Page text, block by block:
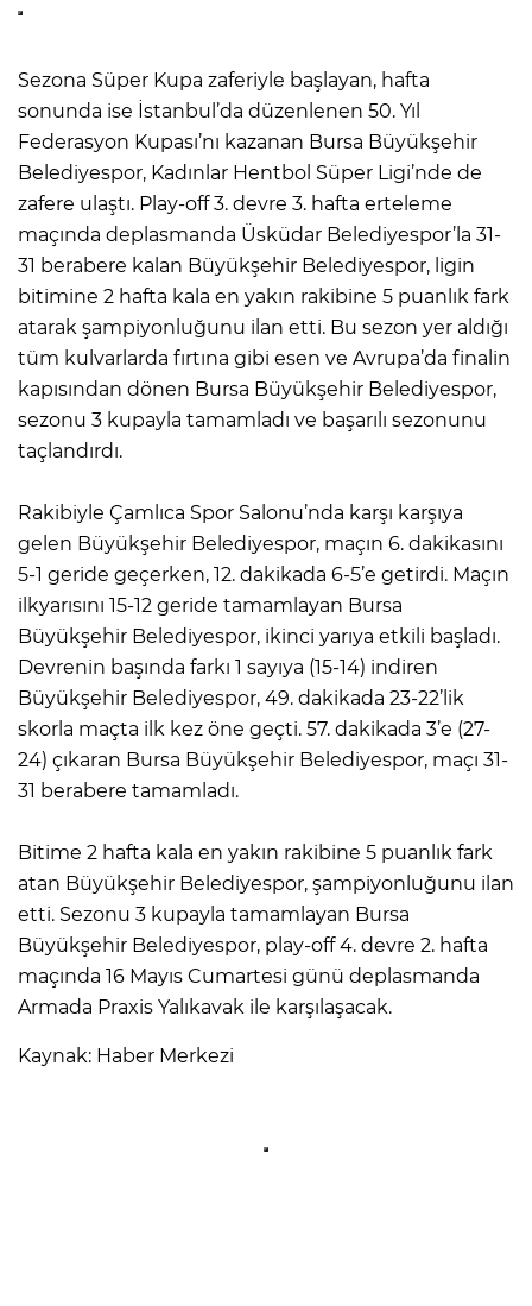
Sezona Süper Kupa zaferiyle başlayan, hafta
sonunda ise İstanbul’da düzenlenen 50. Yıl
Federasyon Kupası’nı kazanan Bursa Büyükşehir
Belediyespor, Kadınlar Hentbol Süper Ligi’nde de
zafere ulaştı. Play-off 3. devre 3. hafta erteleme
maçında deplasmanda Üsküdar Belediyespor’la 31-
31 berabere kalan Büyükşehir Belediyespor, ligin
bitimine 2 hafta kala en yakın rakibine 5 puanlık fark
atarak şampiyonluğunu ilan etti. Bu sezon yer aldığı
tüm kulvarlarda fırtına gibi esen ve Avrupa’da finalin
kapısından dönen Bursa Büyükşehir Belediyespor,
sezonu 3 kupayla tamamladı ve başarılı sezonunu
taçlandırdı.
Rakibiyle Çamlıca Spor Salonu’nda karşı karşıya
gelen Büyükşehir Belediyespor, maçın 6. dakikasını
5-1 geride geçerken, 12. dakikada 6-5’e getirdi. Maçın
ilkyarısını 15-12 geride tamamlayan Bursa
Büyükşehir Belediyespor, ikinci yarıya etkili başladı.
Devrenin başında farkı 1 sayıya (15-14) indiren
Büyükşehir Belediyespor, 49. dakikada 23-22’lik
skorla maçta ilk kez öne geçti. 57. dakikada 3’e (27-
24) çıkaran Bursa Büyükşehir Belediyespor, maçı 31-
31 berabere tamamladı.
Bitime 2 hafta kala en yakın rakibine 5 puanlık fark
atan Büyükşehir Belediyespor, şampiyonluğunu ilan
etti. Sezonu 3 kupayla tamamlayan Bursa
Büyükşehir Belediyespor, play-off 4. devre 2. hafta
maçında 16 Mayıs Cumartesi günü deplasmanda
Armada Praxis Yalıkavak ile karşılaşacak.
Kaynak: Haber Merkezi